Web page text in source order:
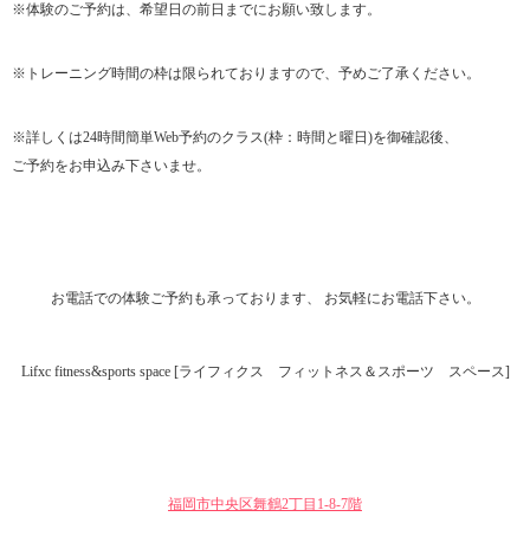
※体験のご予約は、希望日の前日までにお願い致します。
※トレーニング時間の枠は限られておりますので、予めご了承ください。
※詳しくは24時間簡単Web予約のクラス(枠：時間と曜日)を御確認後、
ご予約をお申込み下さいませ。
お電話での体験ご予約も承っております、 お気軽にお電話下さい。
Lifxc fitness&sports space [ライフィクス フィットネス＆スポーツ スペース]
福岡市中央区舞鶴2丁目1‐8-7階